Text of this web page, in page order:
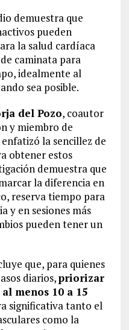
demuestra que
pueden
la salud cardíaca
caminata para
idealmente al
sea posible.
del Pozo, coautor
y miembro de
enfatizó la sencillez de
obtener estos
demuestra que
la diferencia en
reserva tiempo para
y en sesiones más
pueden tener un
que, para quienes
diarios,priorizar
menos 10 a 15
significativa tanto el
como la